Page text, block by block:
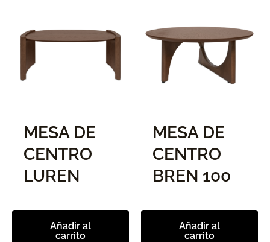
MESA DE
CENTRO
LUREN
Añadir al
carrito
MESA DE
CENTRO
BREN 100
Añadir al
carrito